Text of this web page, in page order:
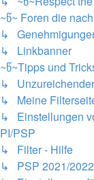
~წ~ Foren die
↳
↳ Linkbanner
~წ~Tipps und
↳
↳ Meine
↳ Einstellungen
PI/PSP
↳ Filter - Hilfe
↳ PSP 2021/